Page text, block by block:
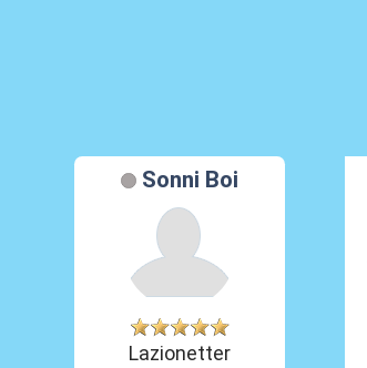
Sonni Boi
Lazionetter